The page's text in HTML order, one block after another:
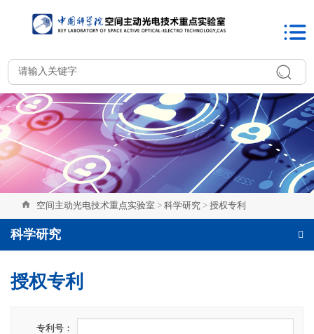
空间主动光电技术重点实验室 > 科学研究 > 授权专利
科学研究
授权专利
专利号：